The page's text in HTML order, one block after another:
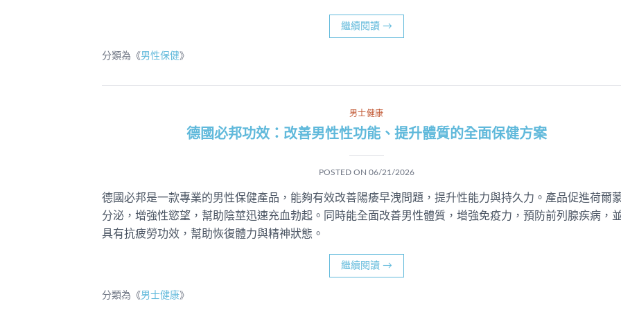
繼續閱讀 →
分類為《男性保健》
男士健康
德國必邦功效：改善男性性功能、提升體質的全面保健方案
POSTED ON 06/21/2026
德國必邦是一款專業的男性保健產品，能夠有效改善陽痿早洩問題，提升性能力與持久力。產品促進荷爾
分泌，增強性慾望，幫助陰莖迅速充血勃起。同時能全面改善男性體質，增強免疫力，預防前列腺疾病，
具有抗疲勞功效，幫助恢復體力與精神狀態。
繼續閱讀 →
分類為《男士健康》